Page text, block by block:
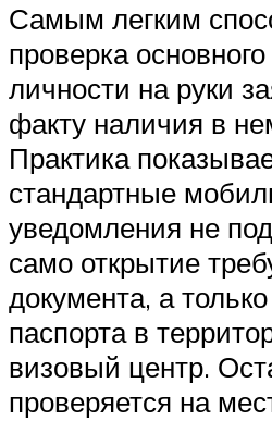
Самым легким
проверка
личности на руки
факту наличия в
Практика
стандартные
уведомления не
само открытие
документа, а
паспорта в
визовый центр.
проверяется на